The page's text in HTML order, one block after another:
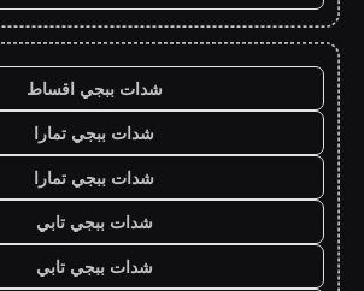
شدات ببجي اقساط
شدات ببجي تمارا
شدات ببجي تمارا
شدات ببجي تابي
شدات ببجي تابي